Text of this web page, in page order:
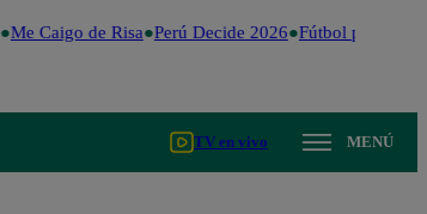
Me Caigo de Risa Perú Decide 2026 Fútbol peruano
TV en vivo MENÚ